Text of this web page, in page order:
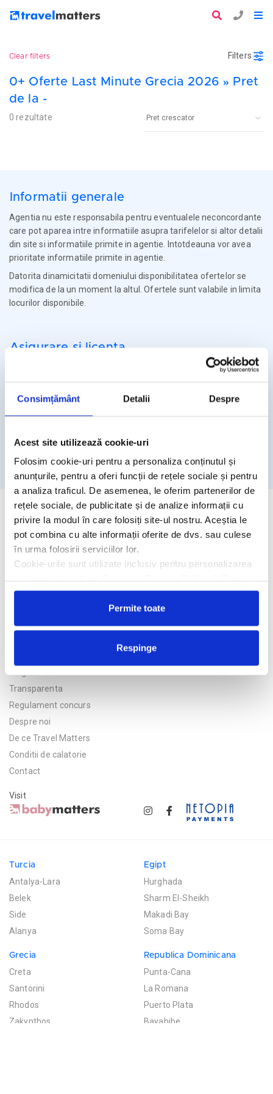
Consimțământ Detalii Despre
Acest site utilizează cookie-uri
Folosim cookie-uri pentru a personaliza conținutul și
anunțurile, pentru a oferi funcții de rețele sociale și pentru
a analiza traficul. De asemenea, le oferim partenerilor de
rețele sociale, de publicitate și de analize informații cu
privire la modul în care folosiți site-ul nostru. Aceștia le
pot combina cu alte informații oferite de dvs. sau culese
în urma folosirii serviciilor lor.
Cookie-urile sunt utilizate inclusiv pentru personalizarea
Permite toate
Respinge
Clear filters Filters
0+ Oferte Last Minute Grecia 2026 » Pret
de la -
0 rezultate
Informatii generale
Agentia nu este responsabila pentru eventualele neconcordante
care pot aparea intre informatiile asupra tarifelelor si altor detalii
din site si informatiile primite in agentie. Intotdeauna vor avea
prioritate informatiile primite in agentie.
Datorita dinamicitatii domeniului disponibilitatea ofertelor se
modifica de la un moment la altul. Ofertele sunt valabile in limita
locurilor disponibile.
Asigurare si licenta
Agentia Travel Matters functioneaza sub Licenta de Turism nr.
Agentia Travel Matters este asigurata la Omniasig cu Polita
Licenta de turism Asigurare
Transparenta
Regulament concurs
Despre noi
De ce Travel Matters
Conditii de calatorie
Contact
Visit
Turcia
Antalya-Lara
Belek
Side
Alanya
Egipt
Hurghada
Sharm El-Sheikh
Makadi Bay
Soma Bay
Grecia
Creta
Santorini
Rhodos
Zakynthos
Republica Dominicana
Punta-Cana
La Romana
Puerto Plata
Bayahibe